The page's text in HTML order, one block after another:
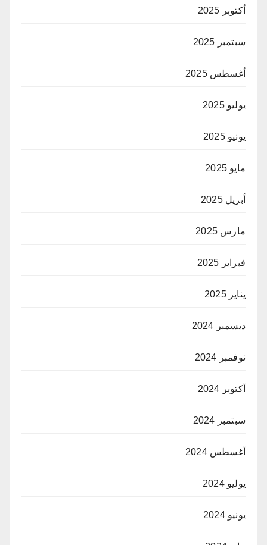
أكتوبر 2025
سبتمبر 2025
أغسطس 2025
يوليو 2025
يونيو 2025
مايو 2025
أبريل 2025
مارس 2025
فبراير 2025
يناير 2025
ديسمبر 2024
نوفمبر 2024
أكتوبر 2024
سبتمبر 2024
أغسطس 2024
يوليو 2024
يونيو 2024